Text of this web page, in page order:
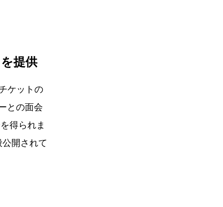
提供
ケットの
との面会
得られま
開されて